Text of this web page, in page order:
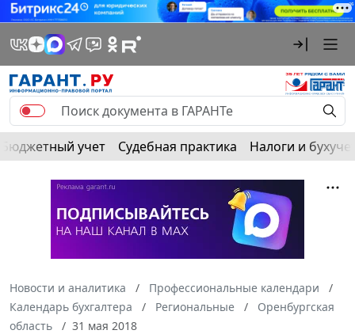
Бюджетный учет Судебная практика Налоги и
Новости и аналитика
Профессиональные календари
Календарь бухгалтера
Региональные
Оренбургская
область
31 мая 2018